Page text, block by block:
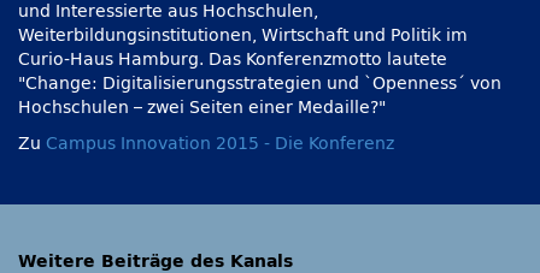
und Interessierte aus Hochschulen,
Weiterbildungsinstitutionen, Wirtschaft und Politik im
Curio-Haus Hamburg. Das Konferenzmotto lautete
Change: Digitalisierungsstrategien und `Openness´ von
Hochschulen – zwei Seiten einer Medaille?
Zu Campus Innovation 2015 - Die Konferenz
Weitere Beiträge des Kanals